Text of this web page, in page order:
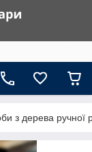
з дерева ручної